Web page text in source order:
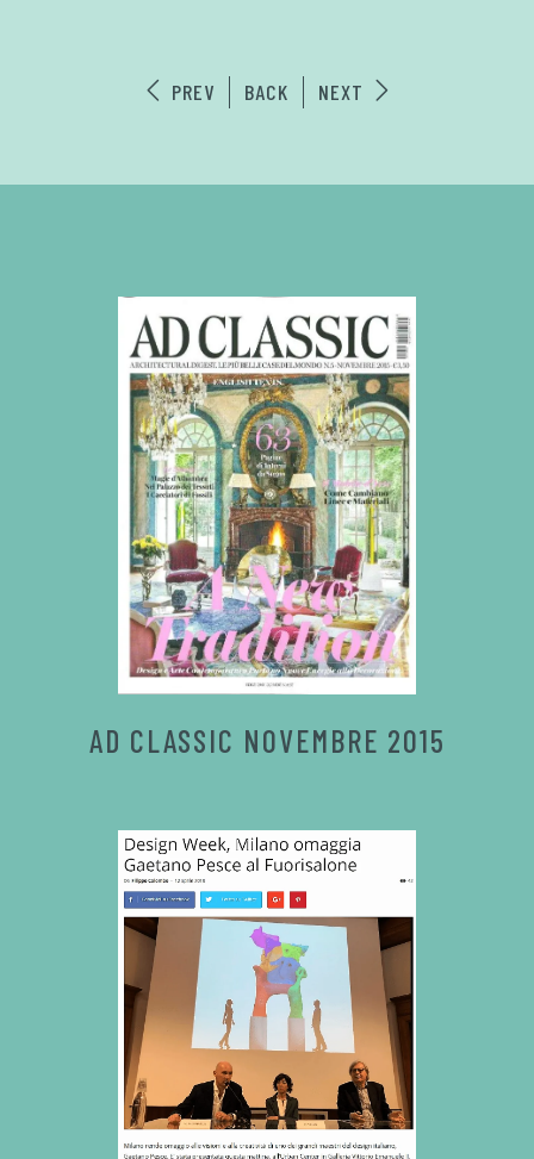
PREV BACK NEXT
AD CLASSIC NOVEMBRE 2015